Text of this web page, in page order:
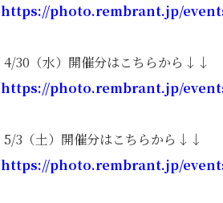
https://photo.rembrant.jp/
4/30（水）開催分はこちらから↓↓
https://photo.rembrant.jp/
5/3（土）開催分はこちらから↓↓
https://photo.rembrant.jp/